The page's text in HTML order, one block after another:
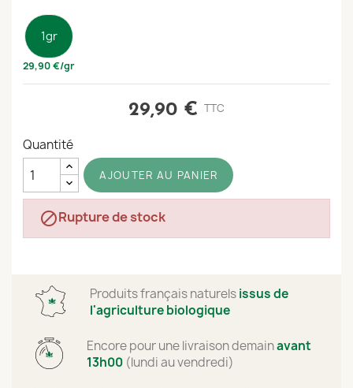
1gr
29,90 €/gr
29,90 € TTC
Quantité
AJOUTER AU PANIER
Rupture de stock
Produits français naturelsissus de
l'agriculture biologique
Encorepour une livraison demainavant
13h00 (lundi au vendredi)